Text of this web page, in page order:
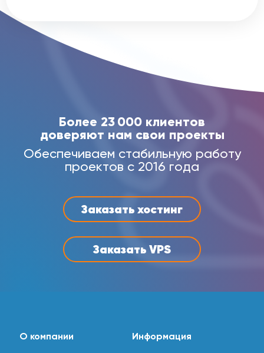
Заказать хостинг
Заказать VPS
Более 23 000 клиентов
доверяют нам свои проекты
Обеспечиваем стабильную работу
проектов с 2016 года
О компании Информация